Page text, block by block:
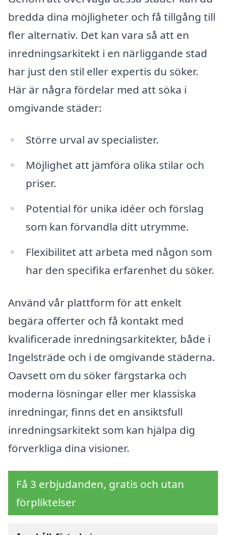
bredda dina möjligheter och få tillgång till
fler alternativ. Det kan vara så att en
inredningsarkitekt i en närliggande stad
har just den stil eller expertis du söker.
Här är några fördelar med att söka i
omgivande städer:
Större urval av specialister.
Möjlighet att jämföra olika stilar och
priser.
Potential för unika idéer och förslag
som kan förvandla ditt utrymme.
Flexibilitet att arbeta med någon som
har den specifika erfarenhet du söker.
Använd vår plattform för att enkelt
begära offerter och få kontakt med
kvalificerade inredningsarkitekter, både i
Ingelsträde och i de omgivande städerna.
Oavsett om du söker färgstarka och
moderna lösningar eller mer klassiska
inredningar, finns det en ansiktsfull
inredningsarkitekt som kan hjälpa dig
förverkliga dina visioner.
Få 3 erbjudanden, gratis och utan
förpliktelser